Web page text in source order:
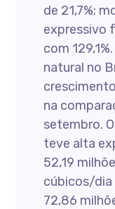
de 21,7%;
expressivo
com
natural no
na
setembro.
teve alta
52,19
cúbicos/dia
72,86